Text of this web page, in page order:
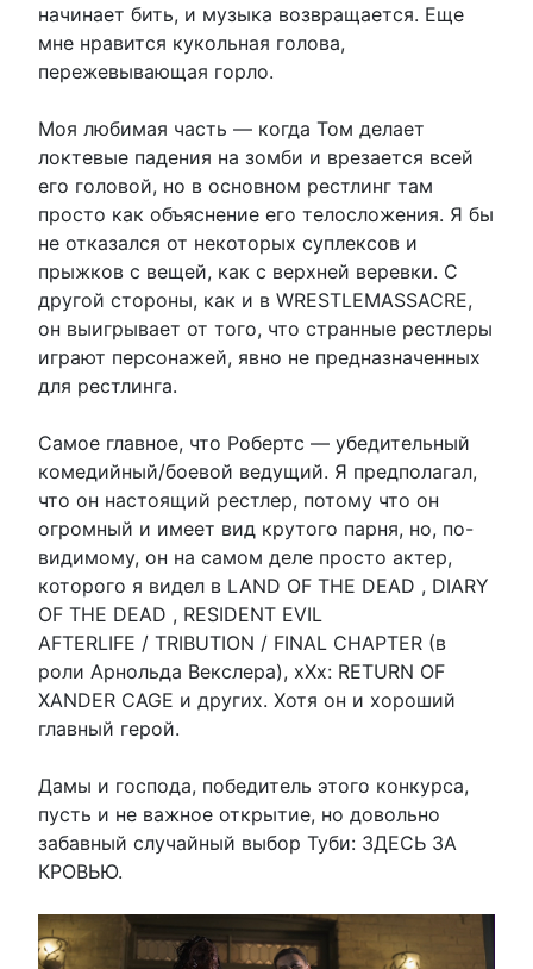
начинает бить, и музыка возвращается. Еще
мне нравится кукольная голова,
пережевывающая горло.
Моя любимая часть — когда Том делает
локтевые падения на зомби и врезается всей
его головой, но в основном рестлинг там
просто как объяснение его телосложения. Я бы
не отказался от некоторых суплексов и
прыжков с вещей, как с верхней веревки. С
другой стороны, как и в WRESTLEMASSACRE,
он выигрывает от того, что странные рестлеры
играют персонажей, явно не предназначенных
для рестлинга.
Самое главное, что Робертс — убедительный
комедийный/боевой ведущий. Я предполагал,
что он настоящий рестлер, потому что он
огромный и имеет вид крутого парня, но, по-
видимому, он на самом деле просто актер,
которого я видел в LAND OF THE DEAD , DIARY
OF THE DEAD , RESIDENT EVIL
AFTERLIFE / TRIBUTION / FINAL CHAPTER (в
роли Арнольда Векслера), xXx: RETURN OF
XANDER CAGE и других. Хотя он и хороший
главный герой.
Дамы и господа, победитель этого конкурса,
пусть и не важное открытие, но довольно
забавный случайный выбор Туби: ЗДЕСЬ ЗА
КРОВЬЮ.